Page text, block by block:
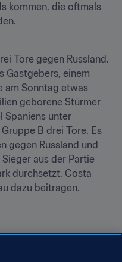
kommen, die oftmals
Tore gegen Russland.
Gastgebers, einem
am Sonntag etwas
geborene Stürmer
Spaniens unter
B drei Tore. Es
gegen Russland und
aus der Partie
durchsetzt. Costa
dazu beitragen.
einen explosiven Start